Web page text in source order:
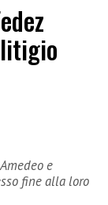
e
fine alla loro